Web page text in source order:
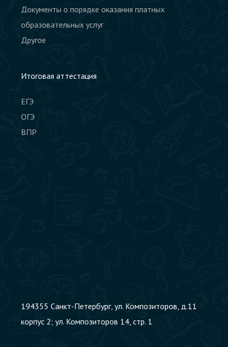
Документы о порядке оказания платных
образовательных услуг
Другое
Итоговая аттестация
ЕГЭ
ОГЭ
ВПР
194355 Cанкт-Петербург, ул. Композиторов, д.11
корпус 2; ул. Композиторов 14, стр. 1